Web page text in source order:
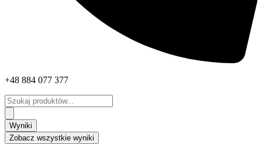
+48 884 077 377
Search
...
Wyniki
Zobacz wszystkie wyniki